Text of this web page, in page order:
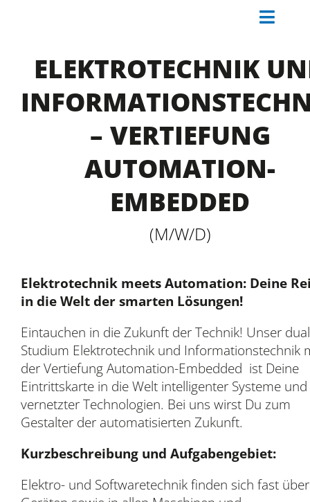
Toggle
ARBEITEN BEI BLEICHERT®
MITARBEITERSTIMMEN
AUSBILDUNG / STUDIUM
JOBS
WIE BEWERBEN?
ELEKTROTECHNIK
– VERTIEFUNG
AUTOMATION-
EMBEDDED
(M/W/D)
Elektrotechnik meets Automation: Deine
in die Welt der smarten Lösungen!
Eintauchen in die Zukunft der Technik! Unser
Studium Elektrotechnik und Informationstechnik
der Vertiefung Automation-Embedded ist Deine
Eintrittskarte in die Welt intelligenter Systeme und
vernetzter Technologien. Bei uns wirst Du zum
Gestalter der automatisierten Zukunft.
Kurzbeschreibung und Aufgabengebiet:
Elektro- und Softwaretechnik finden sich fast